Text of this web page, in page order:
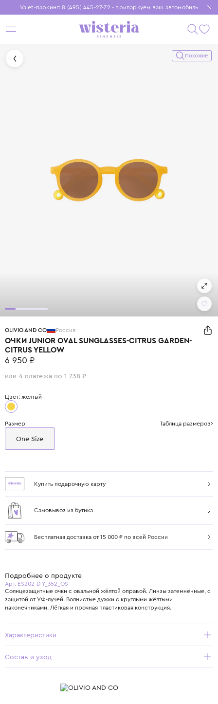
Valet-паркинг: 8 (495) 445-27-72 - припаркуем ваш автомобиль
Бесплатная доставка при заказе от 15 000 ₽
Установите приложение, чтобы покупки были еще удобнее
Похожие
OLIVIO AND CO Россия
ОЧКИ JUNIOR OVAL SUNGLASSES-CITRUS GARDEN-
CITRUS YELLOW
6 950 ₽
или 4 платежа по 1 738 ₽
Цвет: желтый
Размер Таблица размеров
One Size
Купить подарочную карту
Самовывоз из бутика
Бесплатная доставка от 15 000 ₽ по всей России
Подробнее о продукте
Арт. ES202-D-Y_352_OS
Солнцезащитные очки с овальной жёлтой оправой. Линзы затемнённые, с
защитой от УФ-лучей. Волнистые дужки с круглыми жёлтыми
наконечниками. Лёгкая и прочная пластиковая конструкция.
Характеристики
Состав и уход